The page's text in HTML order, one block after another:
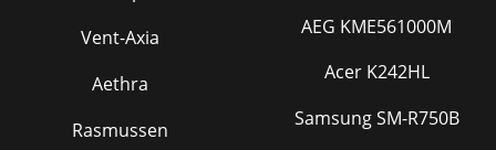
Vent-Axia
Aethra
Rasmussen
AEG KME561000M
Acer K242HL
Samsung SM-R750B